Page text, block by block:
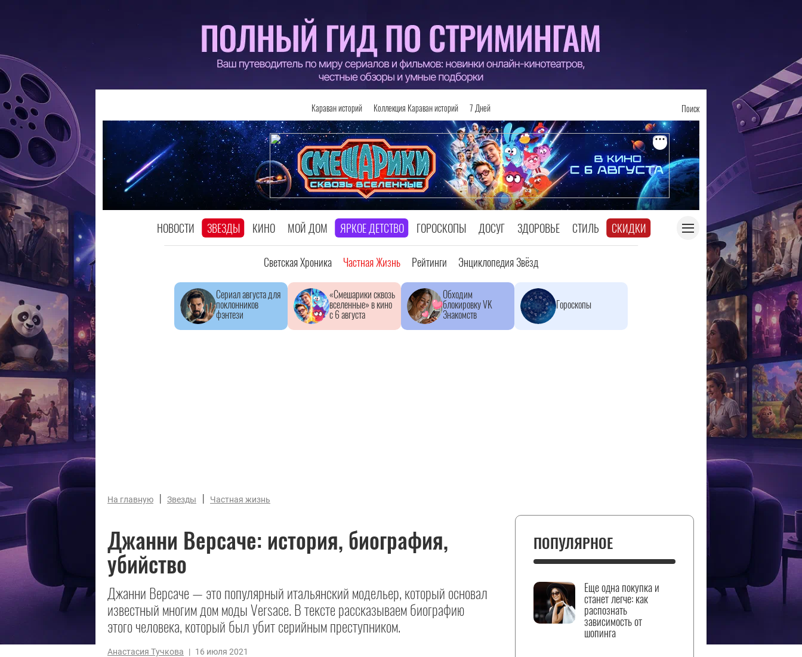
Караван историй Коллекция Караван историй 7 Дней Поиск
НОВОСТИ ЗВЕЗДЫ КИНО МОЙ ДОМ ЯРКОЕ ДЕТСТВО ГОРОСКОПЫ ДОСУГ ЗДОРОВЬЕ СТИЛЬ СКИДКИ
Светская Хроника Частная Жизнь Рейтинги Энциклопедия Звёзд
Сериал августа для
поклонников
фэнтези
«Смешарики сквозь
вселенные» в кино
с 6 августа
Обходим
блокировку VK
Знакомств
Гороскопы
На главную | Звезды | Частная жизнь
Джанни Версаче: история, биография,
убийство
Джанни Версаче — это популярный итальянский модельер, который основал
известный многим дом моды Versace. В тексте рассказываем биографию
этого человека, который был убит серийным преступником.
Анастасия Тучкова | 16 июля 2021
ПОПУЛЯРНОЕ
Еще одна покупка и
станет легче: как
распознать
зависимость от
шопинга